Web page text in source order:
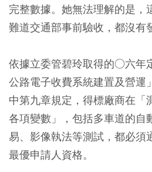
完整數據。她無法理解的是，
難道交通部事前驗收，都沒有
依據立委管碧玲取得的○六年
公路電子收費系統建置及營運
中第九章規定，得標廠商在「
各項變數」，包括多車道的自
易、影像執法等測試，都必須
最優申請人資格。